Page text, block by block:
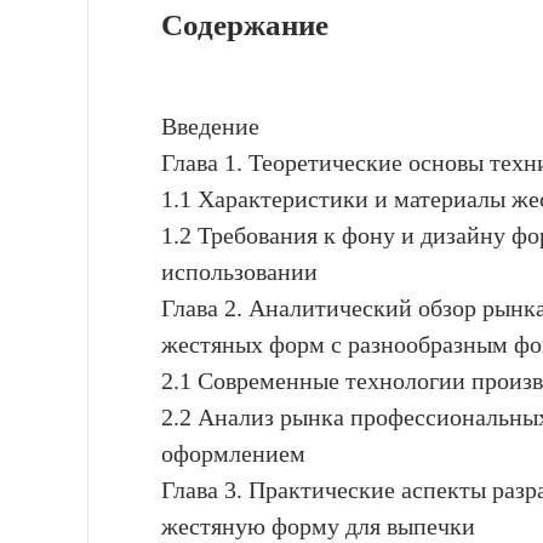
Содержание
Введение
Глава 1. Теоретические основы
1.1 Характеристики и материалы
1.2 Требования к фону и дизайну
использовании
Глава 2. Аналитический обзор
жестяных форм с разнообразным
2.1 Современные технологии
2.2 Анализ рынка
оформлением
Глава 3. Практические аспекты
жестяную форму для выпечки